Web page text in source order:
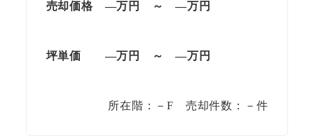
売却価格 —万円 ～ —万円
坪単価 —万円 ～ —万円
所在階：－F 売却件数：－件